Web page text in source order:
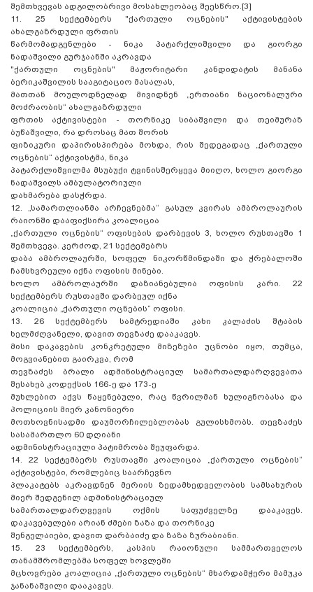
შემთხვევას ადგილობრივი მოსახლეობაც შეესწრო.[3]
11. 25 სექტემბერს "ქართული ოცნების" აქტივისტების
ახალგაზრდული ფრთის
წარმომადგენლები - ნიკა პატარქლიშვილი და გიორგი
ნადაშვილი გურჯაანში აკრავდა
"ქართული ოცნების" მაჟორიტარი კანდიდატის მანანა
ბერიკაშვილის სააგიტაციო მასალას,
მათთან მოულოდნელად მივიდნენ „ერთიანი ნაციონალური
მოძრაობის“ ახალგაზრდული
ფრთის აქტივისტები - თორნიკე სიბაშვილი და თეიმურაზ
ბუწაშვილი, რა დროსაც მათ შორის
ფიზიკური დაპირისპირება მოხდა, რის შედეგადაც „ქართული
ოცნების“ აქტივისტმა, ნიკა
პატარქლიშვილმა მსუბუქი ტვინისშერყევა მიიღო, ხოლო გიორგი
ნადაშვილს ამბულატორიული
დახმარება დასჭრდა.
12. „სამართლიანმა არჩევნებმა“ გასულ კვირას ამბროლაურის
რაიონში დააფიქსირა კოალიცია
„ქართული ოცნების“ ოფისების დარბევის 3, ხოლო რუსთავში 1
შემთხვევა. კერძოდ, 21 სექტემებრს
დაბა ამბროლაურში, სოფელ ნიკორწმინდაში და ჭრებალოში
ჩამსხვრეული იქნა ოფისის მინები.
ხოლო ამბროლაურში დაზიანებულია ოფისის კარი. 22
სექტემბერს რუსთავში დარბეულ იქნა
კოალიცია „ქართული ოცნების“ ოფისი.
13. 26 სექტემბერს სამტრედიაში კახი კალაძის შტაბის
ხელმძღვანელი, დავით თევზაძე დააკავეს.
მისი დაკავების კონკრეტული მიზეზები უცნობი იყო, თუმცა,
მოგვიანებით გაირკვა, რომ
თევზაძეს ბრალი ადმინისტრაციულ სამართალდარღვევათა
შესახებ კოდექსის 166-ე და 173-ე
მუხლებით აქვს წაყენებული, რაც წვრილმან ხულიგნობასა და
პოლიციის მიერ კანონიერი
მოთხოვნისადმი დაუმორჩილებლობას გულისხმობს. თევზაძეს
სასამართლო 60 დღიანი
ადმინისტრაციული პატიმრობა შეუფარდა.
14. 22 სექტემბერს რუსთავში კოალიცია „ქართული ოცნების“
აქტივისტები, რომლებიც საარჩევნო
პლაკატებს აკრავდნენ მერიის ზედამხედველობის სამსახურის
მიერ შედგენილ ადმინისტრაციულ
სამართალდარღვევის ოქმის საფუძველზე დააკავეს.
დაკავებულები არიან ძმები ზაზა და თორნიკე
შენგელაიები, დავით დარბაიძე და ზაზა ზურაბიანი.
15. 23 სექტემბერს, კასპის რაიონული სამმართველოს
თანამშრომლებმა სოფელ ხოვლეში
მცხოვრები კოალიცია „ქართული ოცნების“ მხარდამჭერი მამუკა
ჯანანაშვილი დააკავეს.